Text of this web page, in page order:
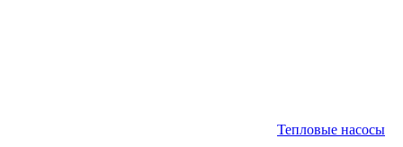
Тепловые насосы